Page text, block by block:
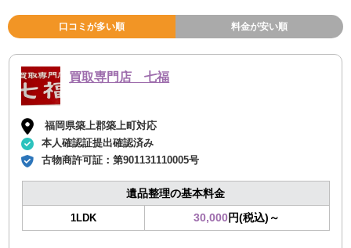
口コミが多い順 料金が安い順
買取専門店 七福
福岡県築上郡築上町対応
本人確認証提出確認済み
古物商許可証：第901131110005号
遺品整理の基本料金
1LDK 30,000円(税込)～